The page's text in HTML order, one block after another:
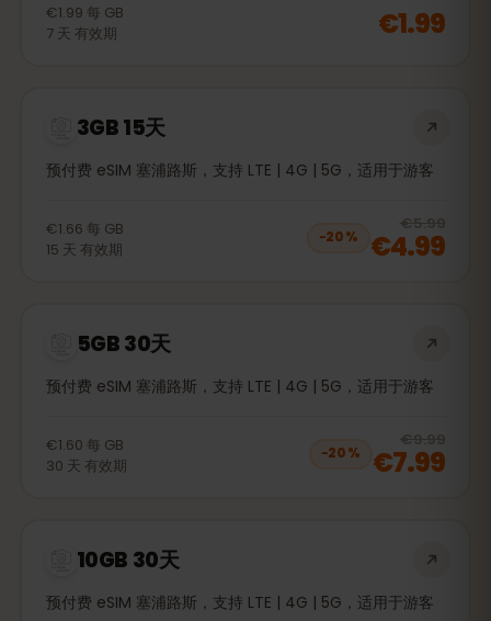
€1.99 每 GB
7 天 有效期 €1.99
3GB 15天
预付费 eSIM 塞浦路斯，支持 LTE | 4G | 5G，适用于游客
€1.66 每 GB
15 天 有效期
−20%
€5.99
€4.99
5GB 30天
预付费 eSIM 塞浦路斯，支持 LTE | 4G | 5G，适用于游客
€1.60 每 GB
30 天 有效期
−20%
€9.99
€7.99
10GB 30天
预付费 eSIM 塞浦路斯，支持 LTE | 4G | 5G，适用于游客